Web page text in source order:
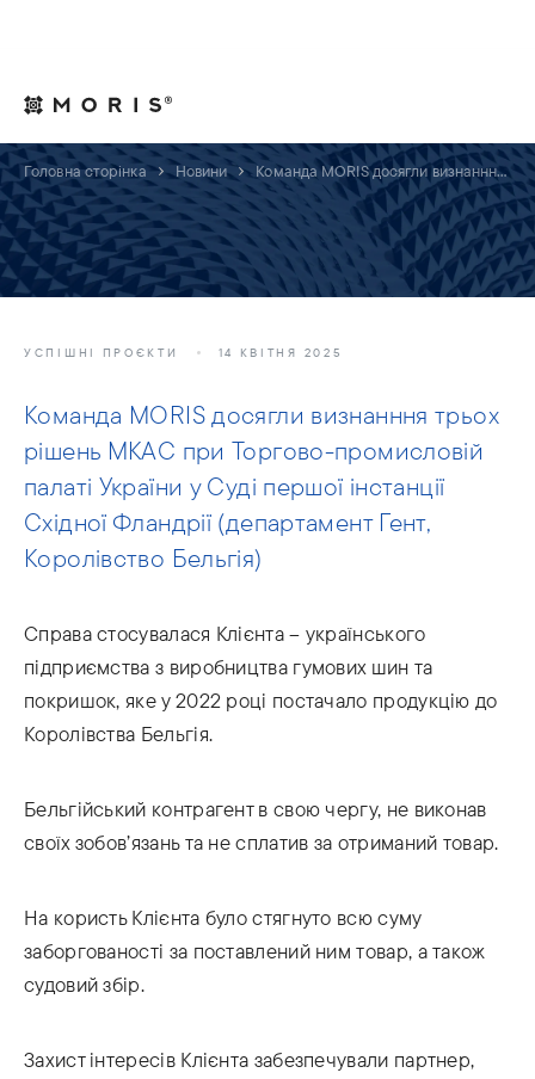
Головна сторінка Новини Команда MORIS досягли визнанння трьох рішень МКАС при Торгово-промисловій палаті України у Суді першої інстанції Східної Фландрії (департамент Гент, Королівство Бельгія)
УСПІШНІ ПРОЄКТИ 14 КВІТНЯ 2025
Команда MORIS досягли визнанння трьох
рішень МКАС при Торгово-промисловій
палаті України у Суді першої інстанції
Східної Фландрії (департамент Гент,
Королівство Бельгія)
Справа стосувалася Клієнта – українського
підприємства з виробництва гумових шин та
покришок, яке у 2022 році постачало продукцію до
Королівства Бельгія.
Бельгійський контрагент в свою чергу, не виконав
своїх зобов’язань та не сплатив за отриманий товар.
На користь Клієнта було стягнуто всю суму
заборгованості за поставлений ним товар, а також
судовий збір.
Захист інтересів Клієнта забезпечували партнер,